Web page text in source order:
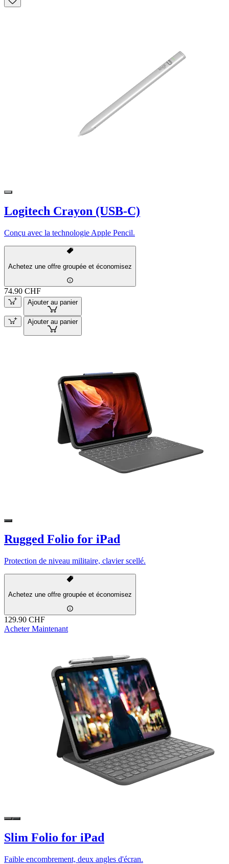
Logitech Crayon (USB-C)
Conçu avec la technologie Apple Pencil.
Achetez une offre groupée et économisez
74.90 CHF
Ajouter au panier
Ajouter au panier
Rugged Folio for iPad
Protection de niveau militaire, clavier scellé.
Achetez une offre groupée et économisez
129.90 CHF
Acheter Maintenant
Slim Folio for iPad
Faible encombrement, deux angles d'écran.